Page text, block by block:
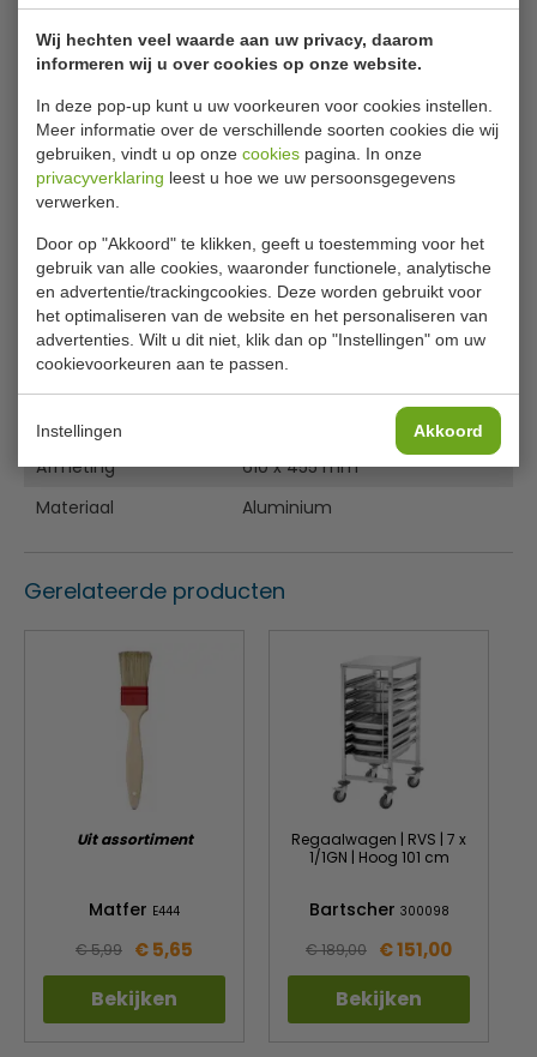
Wij hechten veel waarde aan uw privacy, daarom
informeren wij u over cookies op onze website.
In deze pop-up kunt u uw voorkeuren voor cookies instellen.
Meer informatie over de verschillende soorten cookies die wij
gebruiken, vindt u op onze cookies pagina. In onze
privacyverklaring leest u hoe we uw persoonsgegevens
verwerken.
Door op "Akkoord" te klikken, geeft u toestemming voor het
gebruik van alle cookies, waaronder functionele, analytische
en advertentie/trackingcookies. Deze worden gebruikt voor
het optimaliseren van de website en het personaliseren van
advertenties. Wilt u dit niet, klik dan op "Instellingen" om uw
cookievoorkeuren aan te passen.
Instellingen Akkoord
Aluminium bakplaat 61 cm
Deze aluminium bakplaat van Vogue is eenvoudig te
reinigen en duurzaam en ideaal voor gebruik in
professionele keukens en thuiskeukens. Dankzij de
gelijkmatige warmteverspreiding bakt u moeiteloos de
heerlijkste producten. De bakplaat is 4cm diep, waardoor
de inhoud minder snel morst en u uw gebakken
lekkernijen eenvoudig kunt verplaatsen
40 mm diep, aluminium bakplaat
Niet vaatwasmachine bestendig
Lees meer
Specificaties
Model
Afmeting
610 x 455 mm
Materiaal
Aluminium
Gerelateerde producten
Uit assortiment
Matfer E444
€ 5,99 € 5,65
Bekijken
Regaalwagen | RVS | 7 x
1/1GN | Hoog 101 cm
Bartscher 300098
€ 189,00 € 151,00
Bekijken